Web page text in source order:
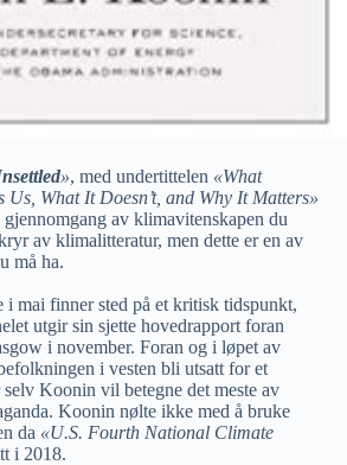
», med undertittelen «What
Us, What It Doesn’t, and Why It Matters»
gjennomgang av klimavitenskapen du
av klimalitteratur, men dette er en av
må ha.
i mai finner sted på et kritisk tidspunkt,
utgir sin sjette hovedrapport foran
i november. Foran og i løpet av
i vesten bli utsatt for et
Koonin vil betegne det meste av
Koonin nølte ikke med å bruke
da «U.S. Fourth National Climate
i 2018.